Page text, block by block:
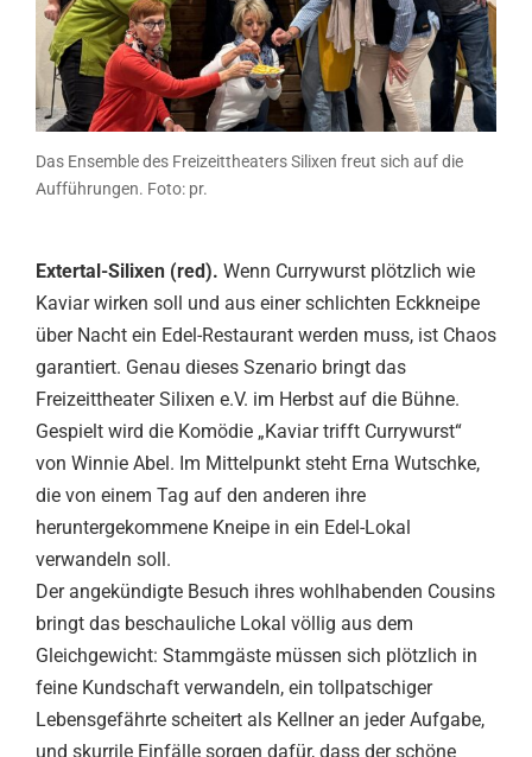
Das Ensemble des Freizeittheaters Silixen freut sich auf die
Aufführungen. Foto: pr.
Extertal-Silixen (red). Wenn Currywurst plötzlich wie
Kaviar wirken soll und aus einer schlichten Eckkneipe
über Nacht ein Edel-Restaurant werden muss, ist Chaos
garantiert. Genau dieses Szenario bringt das
Freizeittheater Silixen e.V. im Herbst auf die Bühne.
Gespielt wird die Komödie „Kaviar trifft Currywurst“
von Winnie Abel. Im Mittelpunkt steht Erna Wutschke,
die von einem Tag auf den anderen ihre
heruntergekommene Kneipe in ein Edel-Lokal
verwandeln soll.
Der angekündigte Besuch ihres wohlhabenden Cousins
bringt das beschauliche Lokal völlig aus dem
Gleichgewicht: Stammgäste müssen sich plötzlich in
feine Kundschaft verwandeln, ein tollpatschiger
Lebensgefährte scheitert als Kellner an jeder Aufgabe,
und skurrile Einfälle sorgen dafür, dass der schöne